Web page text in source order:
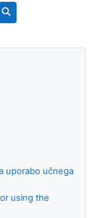
Išči predmete
uporabo učnega
using the